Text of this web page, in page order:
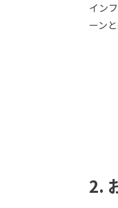
イン
ーン
2.